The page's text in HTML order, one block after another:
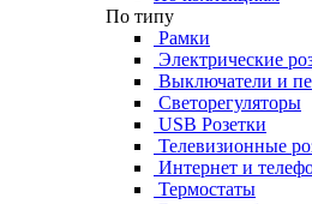
По типу
Рамки
Электрические
Выключатели и
Светорегуляторы
USB Розетки
Телевизионные
Интернет и
Термостаты